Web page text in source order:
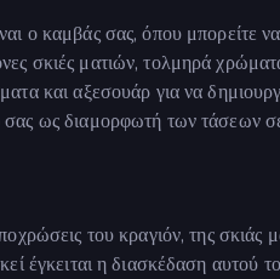
ο καμβάς σας, όπου μπορείτε
σκιές ματιών, τολμηρά
και αξεσουάρ για να
ως διαμορφωτή των τάσεων σε
του κραγιόν, της
έγκειται η διασκέδαση αυτού